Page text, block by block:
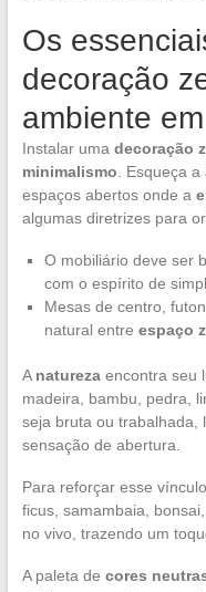
Os
decoração
ambiente
Instalar uma decoração
minimalismo . Esqueça
espaços abertos onde a
algumas diretrizes para
O mobiliário deve ser
com o espírito de
Mesas de centro,
natural entre espaço
A naturezaencontra seu
madeira, bambu, pedra,
seja bruta ou trabalhada,
sensação de abertura.
Para reforçar esse
ficus, samambaia,
no vivo, trazendo um
A paleta de cores